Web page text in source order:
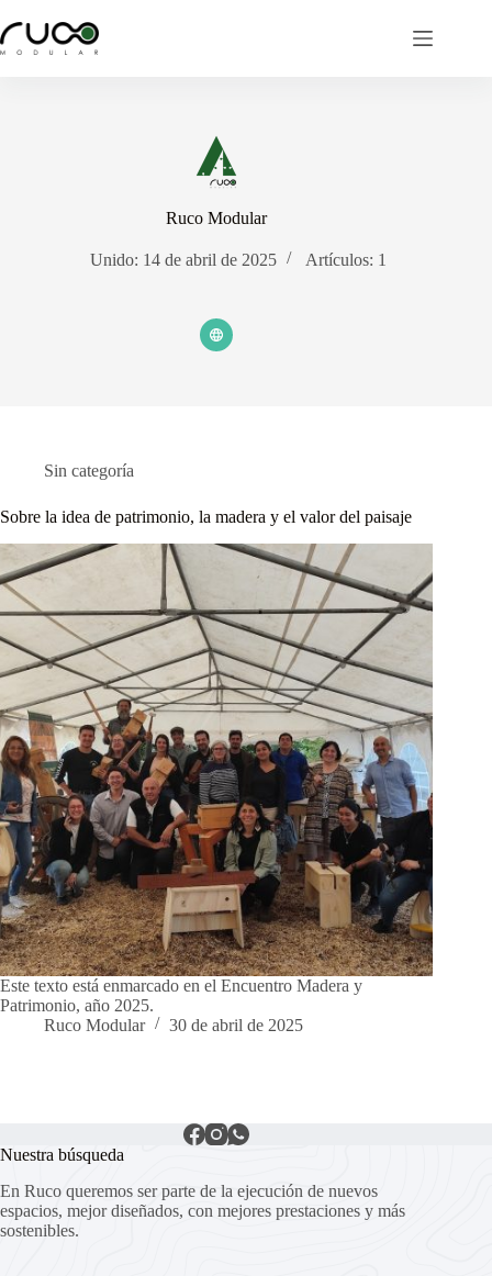
al
contenido
Ruco Modular
Unido: 14 de abril de 2025 Artículos: 1
Sin categoría
Sobre la idea de patrimonio, la madera y el valor del paisaje
Este texto está enmarcado en el Encuentro Madera y
Patrimonio, año 2025.
Ruco Modular
30 de abril de 2025
Nuestra búsqueda
En Ruco queremos ser parte de la ejecución de nuevos
espacios, mejor diseñados, con mejores prestaciones y más
sostenibles.